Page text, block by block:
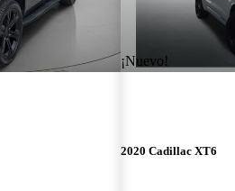
¡Nuevo!
2020 Cadillac XT6